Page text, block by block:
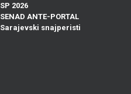
SP 2026
SENAD ANTE-PORTAL
Sarajevski snajperisti